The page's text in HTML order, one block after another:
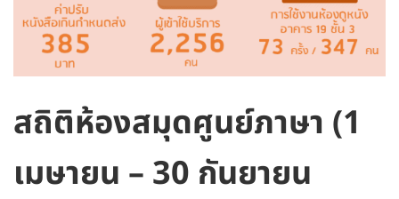
สถิติห้องสมุดศูนย์ภาษา (1
เมษายน – 30 กันยายน